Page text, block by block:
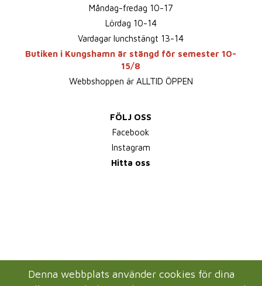
Måndag-fredag 10-17
Lördag 10-14
Vardagar lunchstängt 13-14
Butiken i Kungshamn är stängd för semester 10-
15/8
Webbshoppen är ALLTID ÖPPEN
FÖLJ OSS
Facebook
Instagram
Hitta oss
Denna webbplats använder cookies för dina